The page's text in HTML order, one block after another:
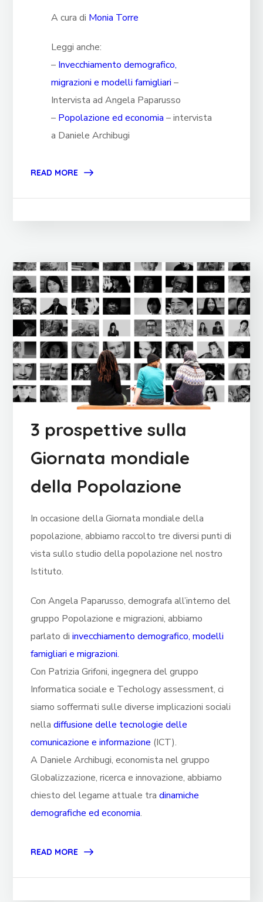
A cura di Monia Torre
Leggi anche:
– Invecchiamento demografico,
migrazioni e modelli famigliari –
Intervista ad Angela Paparusso
– Popolazione ed economia – intervista
a Daniele Archibugi
READ MORE
3 prospettive sulla
Giornata mondiale
della Popolazione
In occasione della Giornata mondiale della
popolazione, abbiamo raccolto tre diversi punti di
vista sullo studio della popolazione nel nostro
Istituto.
Con Angela Paparusso, demografa all’interno del
gruppo Popolazione e migrazioni, abbiamo
parlato diinvecchiamento demografico, modelli
famigliari e migrazioni.
Con Patrizia Grifoni, ingegnera del gruppo
Informatica sociale e Techology assessment, ci
siamo soffermati sulle diverse implicazioni sociali
nelladiffusione delle tecnologie delle
comunicazione e informazione (ICT).
A Daniele Archibugi, economista nel gruppo
Globalizzazione, ricerca e innovazione, abbiamo
chiesto del legame attuale tradinamiche
demografiche ed economia.
READ MORE